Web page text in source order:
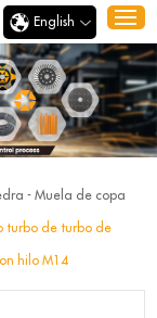
English
-Muela de copa
turbo de turbo de
hilo M14